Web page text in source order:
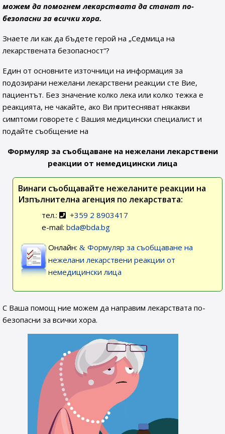
можем да помогнем лекарствата да станат по-
безопасни за всички хора.
Знаете ли как да бъдете герой на „Седмица на
лекарствената безопасност“?
Един от основните източници на информация за
подозирани нежелани лекарствени реакции сте Вие,
пациентът. Без значение колко лека или колко тежка е
реакцията, не чакайте, ако Ви притесняват някакви
симптоми говорете с Вашия медицински специалист и
подайте съобщение на
Формуляр за съобщаване на нежелани лекарствени
реакции от немедицински лица
Винаги съобщавайте нежеланите реакции на
Изпълнителна агенция по лекарствата:
тел.:
+359 2 8903417
e-mail: bda@bda.bg
Онлайн:
Формуляр за съобщаване на
нежелани лекарствени реакции от
немедицински лица
С Ваша помощ ние можем да направим лекарствата по-
безопасни за всички хора.